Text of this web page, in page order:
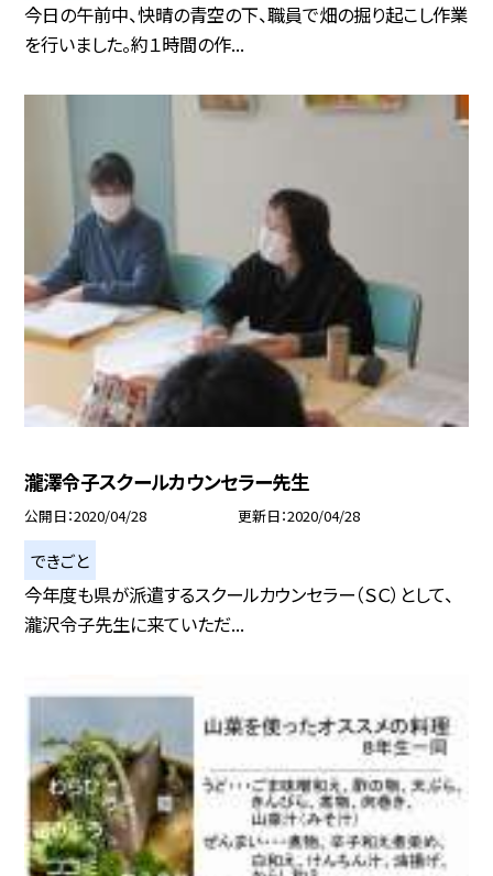
今日の午前中、快晴の青空の下、職員で畑の掘り起こし作業
を行いました。約１時間の作...
瀧澤令子スクールカウンセラー先生
公開日 2020/04/28 更新日 2020/04/28
できごと
今年度も県が派遣するスクールカウンセラー（ＳＣ）として、
瀧沢令子先生に来ていただ...